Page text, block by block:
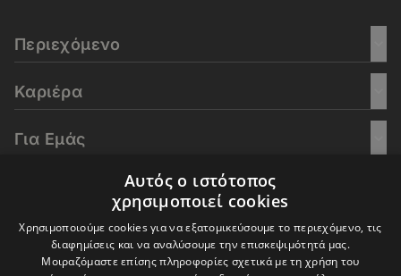
Περιεχόμενο
Καριέρα
Για Εμάς
E-Learning
Αυτός ο ιστότοπος
χρησιμοποιεί cookies
Χρησιμοποιούμε cookies για να εξατομικεύσουμε το περιεχόμενο, τις
διαφημίσεις και να αναλύσουμε την επισκεψιμότητά μας.
Μοιραζόμαστε επίσης πληροφορίες σχετικά με τη χρήση του